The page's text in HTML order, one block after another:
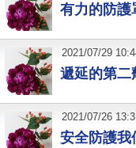
有力的防護
遞延的第
2021/07/29
安全防護我
2021/07/26